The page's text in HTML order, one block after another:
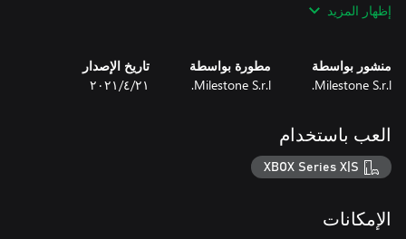
مؤثر. راقب مؤشر الوقود، ودرجة حرارة المكابح وحالة الإطارات. اتخذ
أيًا كانت الطريقة التي تقود بها أو مظهرك، فأناقتك شيء أساسي في
إظهار المزيد
منشور بواسطة
Milestone S.r.l.
مطورة بواسطة
Milestone S.r.l.
تاريخ الإصدار
٢١‏/٤‏/٢٠٢١
العب باستخدام
XBOX Series X|S
الإمكانات